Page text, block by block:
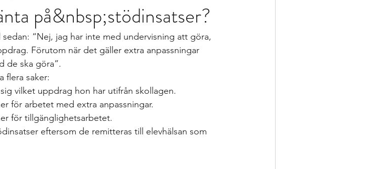
undervisning Growth mindset Inkludering
material
Relationellt och kategoriskt perspe
på&nbsp;stödinsatser?
“Nej, jag har inte med undervisning att göra,
Förutom när det gäller extra anpassningar
de ska göra”.
flera saker:
vilket uppdrag hon har utifrån skollagen.
för arbetet med extra anpassningar.
för tillgänglighetsarbetet.
eftersom de remitteras till elevhälsan som